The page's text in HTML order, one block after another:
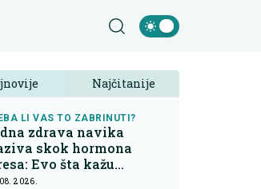
Najčitanije
LI VAS TO ZABRINUTI?
zdrava navika
skok hormona
Evo šta kažu
2026.